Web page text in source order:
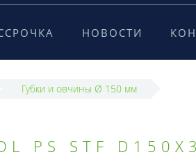
НОВОСТИ
Губки и овчины Ø 150 мм
PS STF